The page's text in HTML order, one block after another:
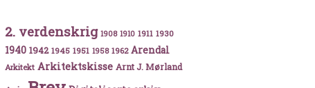
2. verdenskrig 1908 1910 1911 1930
1940 1942 1945 1951 1958 1962 Arendal
Arkitekt Arkitektskisse Arnt J. Mørland